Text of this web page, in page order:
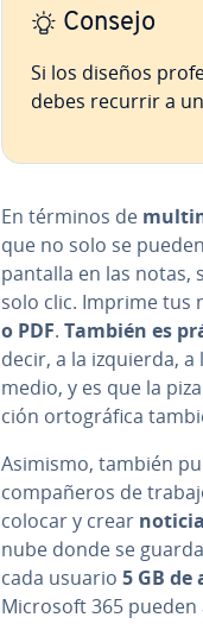
Consejo
Si los diseños
debes recurrir a un
En términos de
que no solo se
pantalla en las notas,
solo clic. Imprime tus
o PDF. También es
decir, a la izquierda,
medio, y es que la
ción or­to­grá­fi­ca
Asimismo, también
co­m­pa­ñe­ros de
colocar y crear
nube donde se
cada usuario 5 GB
Microsoft 365